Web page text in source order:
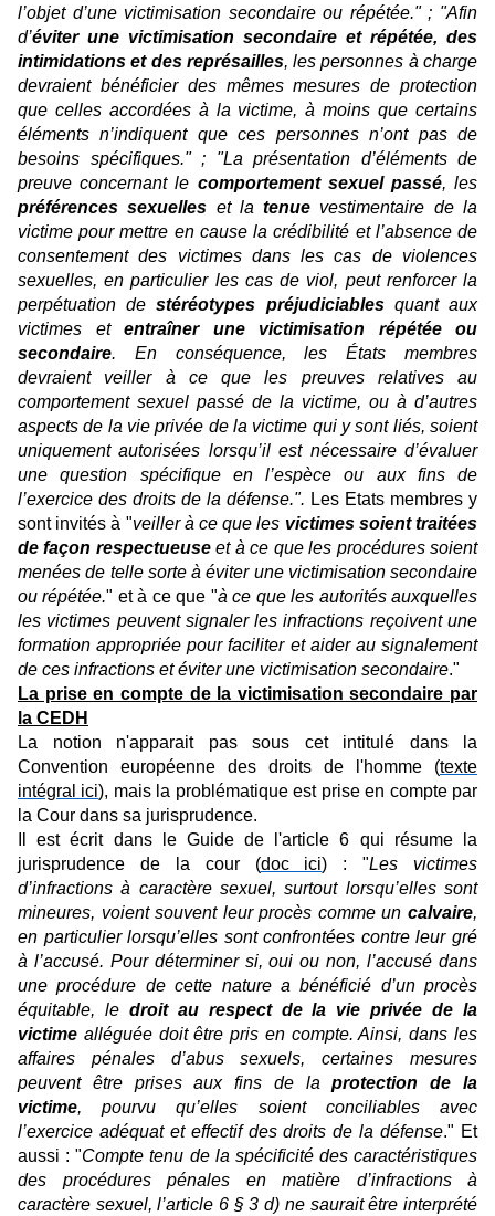
l’objet d’une victimisation secondaire ou répétée." ; "Afin
d’éviter une victimisation secondaire et répétée, des
intimidations et des représailles, les personnes à charge
devraient bénéficier des mêmes mesures de protection
que celles accordées à la victime, à moins que certains
éléments n’indiquent que ces personnes n’ont pas de
besoins spécifiques." ; "La présentation d’éléments de
preuve concernant le comportement sexuel passé, les
préférences sexuelles et latenue vestimentaire de la
victime pour mettre en cause la crédibilité et l’absence de
consentement des victimes dans les cas de violences
sexuelles, en particulier les cas de viol, peut renforcer la
perpétuation destéréotypes préjudiciablesquant aux
victimes et entraîner une victimisation répétée ou
secondaire. En conséquence, les États membres
devraient veiller à ce que les preuves relatives au
comportement sexuel passé de la victime, ou à d’autres
aspects de la vie privée de la victime qui y sont liés, soient
uniquement autorisées lorsqu’il est nécessaire d’évaluer
une question spécifique en l’espèce ou aux fins de
l’exercice des droits de la défense.". Les Etats membres y
sont invités à "veiller à ce que les victimes soient traitées
de façon respectueuseet à ce que les procédures soient
menées de telle sorte à éviter une victimisation secondaire
ou répétée." et à ce que "à ce que les autorités auxquelles
les victimes peuvent signaler les infractions reçoivent une
formation appropriée pour faciliter et aider au signalement
de ces infractions et éviter une victimisation secondaire."
La prise en compte de la victimisation secondaire par
la CEDH
La notion n'apparait pas sous cet intitulé dans la
Convention européenne des droits de l'homme (texte
intégral ici), mais la problématique est prise en compte par
la Cour dans sa jurisprudence.
Il est écrit dans le Guide de l'article 6 qui résume la
jurisprudence de la cour (doc ici) : "Les victimes
d’infractions à caractère sexuel, surtout lorsqu’elles sont
mineures, voient souvent leur procès comme un calvaire,
en particulier lorsqu’elles sont confrontées contre leur gré
à l’accusé. Pour déterminer si, oui ou non, l’accusé dans
une procédure de cette nature a bénéficié d’un procès
équitable, le droit au respect de la vie privée de la
victime alléguée doit être pris en compte. Ainsi, dans les
affaires pénales d’abus sexuels, certaines mesures
peuvent être prises aux fins de laprotection de la
victime, pourvu qu’elles soient conciliables avec
l’exercice adéquat et effectif des droits de la défense." Et
aussi : "Compte tenu de la spécificité des caractéristiques
des procédures pénales en matière d’infractions à
caractère sexuel, l’article 6 § 3 d) ne saurait être interprété